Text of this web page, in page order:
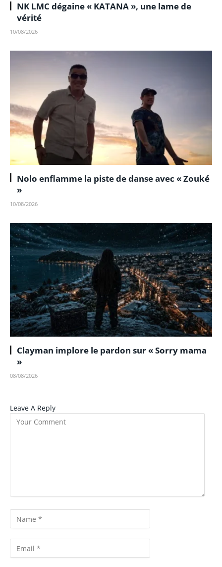
NK LMC dégaine « KATANA », une lame de
vérité
10/08/2026
Nolo enflamme la piste de danse avec « Zouké
»
10/08/2026
Clayman implore le pardon sur « Sorry mama
»
08/08/2026
Leave A Reply